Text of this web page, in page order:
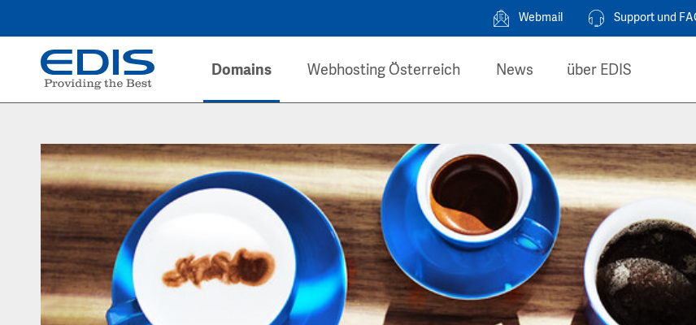
Webmail Support und
Domains Webhosting Österreich News über EDIS